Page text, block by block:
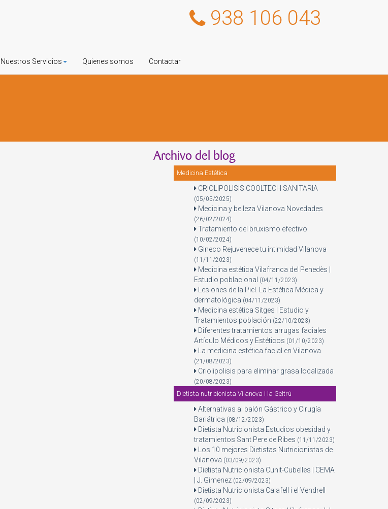
938 106 043
Nuestros Servicios Quienes somos Contactar
Archivo del blog
Medicina Estética
CRIOLIPOLISIS COOLTECH SANITARIA
(05/05/2025)
Medicina y belleza Vilanova Novedades
(26/02/2024)
Tratamiento del bruxismo efectivo
(10/02/2024)
Gineco Rejuvenece tu intimidad Vilanova
(11/11/2023)
Medicina estética Vilafranca del Penedès |
Estudio poblacional (04/11/2023)
Lesiones de la Piel. La Estética Médica y
dermatológica (04/11/2023)
Medicina estética Sitges | Estudio y
Tratamientos población (22/10/2023)
Diferentes tratamientos arrugas faciales
Artículo Médicos y Estéticos (01/10/2023)
La medicina estética facial en Vilanova
(21/08/2023)
Criolipolisis para eliminar grasa localizada
(20/08/2023)
Dietista nutricionista Vilanova i la Geltrú
Alternativas al balón Gástrico y Cirugía
Bariátrica (08/12/2023)
Dietista Nutricionista Estudios obesidad y
tratamientos Sant Pere de Ribes (11/11/2023)
Los 10 mejores Dietistas Nutricionistas de
Vilanova (03/09/2023)
Dietista Nutricionista Cunit-Cubelles | CEMA
| J. Gimenez (02/09/2023)
Dietista Nutricionista Calafell i el Vendrell
(02/09/2023)